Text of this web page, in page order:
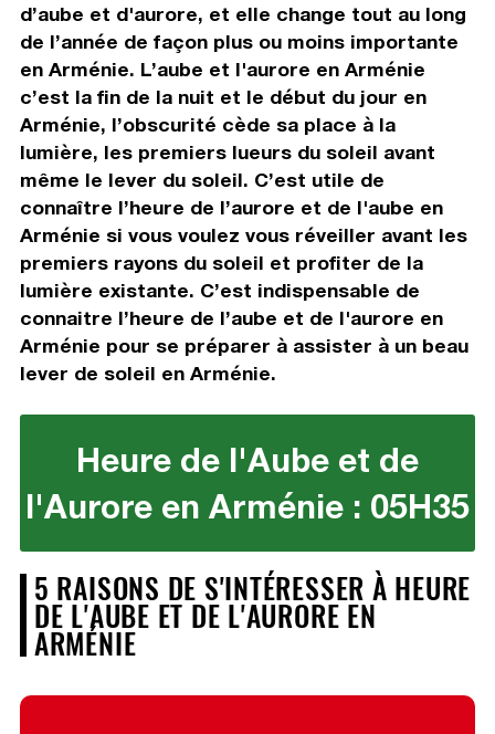
d’aube et d'aurore, et elle change tout au long
de l’année de façon plus ou moins importante
en Arménie. L’aube et l'aurore en Arménie
c’est la fin de la nuit et le début du jour en
Arménie, l’obscurité cède sa place à la
lumière, les premiers lueurs du soleil avant
même le lever du soleil. C’est utile de
connaître l’heure de l’aurore et de l'aube en
Arménie si vous voulez vous réveiller avant les
premiers rayons du soleil et profiter de la
lumière existante. C’est indispensable de
connaitre l’heure de l’aube et de l'aurore en
Arménie pour se préparer à assister à un beau
lever de soleil en Arménie.
Heure de l'Aube et de
l'Aurore en Arménie : 05H35
5 RAISONS DE S'INTÉRESSER À HEURE
DE L'AUBE ET DE L'AURORE EN
ARMÉNIE